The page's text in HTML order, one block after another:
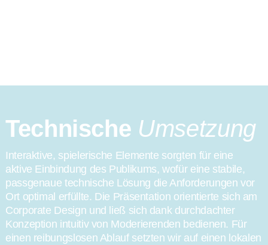
Technische Umsetzung
Interaktive, spielerische Elemente sorgten für eine
aktive Einbindung des Publikums, wofür eine stabile,
passgenaue technische Lösung die Anforderungen vor
Ort optimal erfüllte. Die Präsentation orientierte sich am
Corporate Design und ließ sich dank durchdachter
Konzeption intuitiv von Moderierenden bedienen. Für
einen reibungslosen Ablauf setzten wir auf einen lokalen